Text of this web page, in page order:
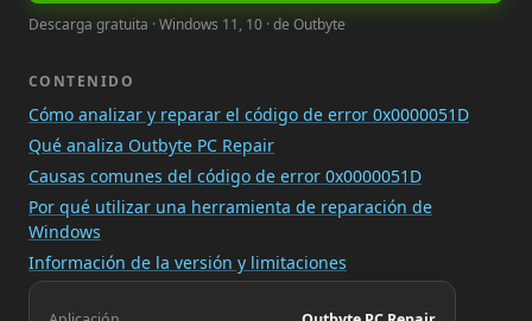
Descarga gratuita · Windows 11, 10 · de Outbyte
CONTENIDO
Cómo analizar y reparar el código de error 0x0000051D
Qué analiza Outbyte PC Repair
Causas comunes del código de error 0x0000051D
Por qué utilizar una herramienta de reparación de
Windows
Información de la versión y limitaciones